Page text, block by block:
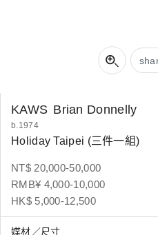
KAWS Brian Donnelly
b.1974
Holiday Taipei (三件一組)
NT$ 20,000-50,000
RMB¥ 4,000-10,000
HK$ 5,000-12,500
媒材／尺寸